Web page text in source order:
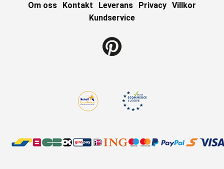
Om oss
Kontakt Leverans Privacy Villkor
Kundservice